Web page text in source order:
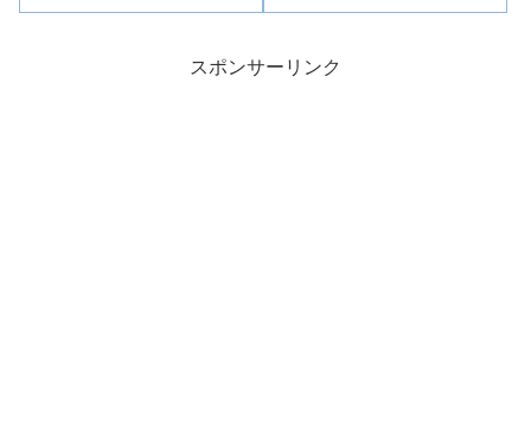
利」という結果とは裏腹に、極
デマが選挙を壊した」あるいはスポンサーリンク